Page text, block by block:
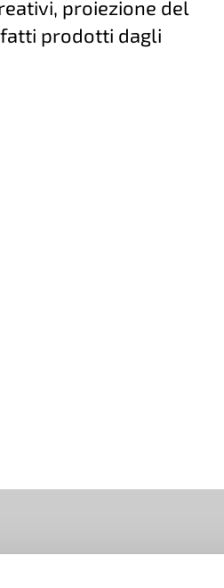
proiezione del
prodotti dagli